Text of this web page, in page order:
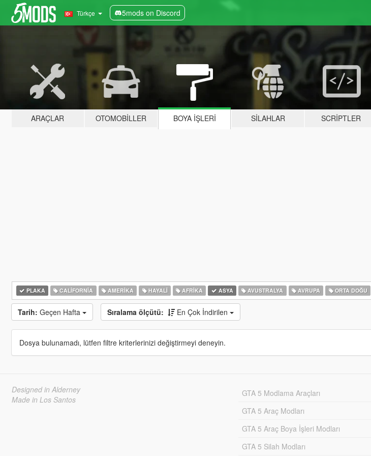
Türkçe 5mods on Discord
ARAÇLAR OTOMOBILLER BOYA İŞLERI SILAHLAR SCRIPTLER
PLAKA CALIFORNIA AMERIKA HAYALI AFRIKA ASYA AVUSTRALYA AVRUPA ORTA DOĞU
Tarih: Geçen Hafta Sıralama ölçütü: En Çok İndirilen
Dosya bulunamadı, lütfen filtre kriterlerinizi değiştirmeyi deneyin.
Designed in Alderney
Made in Los Santos
GTA 5 Modlama Araçları
GTA 5 Araç Modları
GTA 5 Araç Boya İşleri Modları
GTA 5 Silah Modları